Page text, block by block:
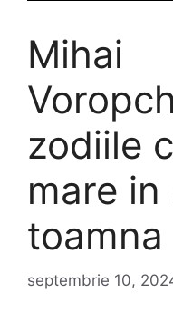
Mihai
zodiile
mare in
toamna
septembrie 10,